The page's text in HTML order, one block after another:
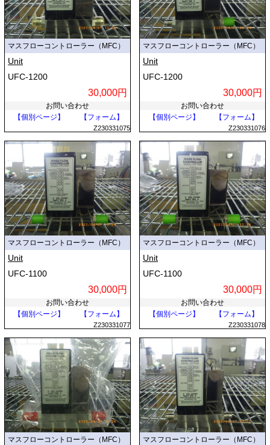
マスフローコントローラー（MFC）
Unit
UFC-1200
30,000円
お問い合わせ
【個別ページ】
【フォーム】
Z230331075
マスフローコントローラー（MFC）
Unit
UFC-1200
30,000円
お問い合わせ
【個別ページ】
【フォーム】
Z230331076
マスフローコントローラー（MFC）
Unit
UFC-1100
30,000円
お問い合わせ
【個別ページ】
【フォーム】
Z230331077
マスフローコントローラー（MFC）
Unit
UFC-1100
30,000円
お問い合わせ
【個別ページ】
【フォーム】
Z230331078
マスフローコントローラー（MFC） マスフローコントローラー（MFC）